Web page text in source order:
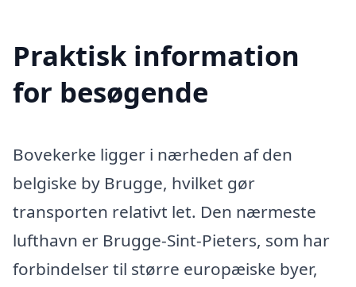
Praktisk information
for besøgende
Bovekerke ligger i nærheden af den
belgiske by Brugge, hvilket gør
transporten relativt let. Den nærmeste
lufthavn er Brugge-Sint-Pieters, som har
forbindelser til større europæiske byer,